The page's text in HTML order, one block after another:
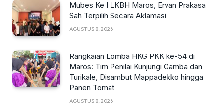
Mubes Ke I LKBH Maros, Ervan Prakasa
Sah Terpilih Secara Aklamasi
AGUSTUS 8, 2026
Rangkaian Lomba HKG PKK ke-54 di
Maros: Tim Penilai Kunjungi Camba dan
Turikale, Disambut Mappadekko hingga
Panen Tomat
AGUSTUS 8, 2026